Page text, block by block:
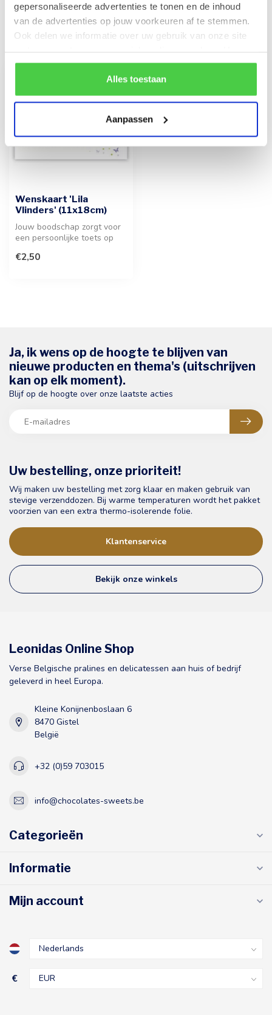
gepersonaliseerde advertenties te tonen en de inhoud
van de advertenties op jouw voorkeuren af te stemmen.
Ook delen we informatie over uw gebruik van onze site
rekening mee dat als je bepaalde cookies blokkeert, het
de correcte werking van de website kan verstoren.
Alles toestaan
Aanpassen
Recent bekeken
Wenskaart 'Lila
Vlinders' (11x18cm)
Jouw boodschap zorgt voor
een persoonlijke toets op
€2,50
Uw bestelling, onze prioriteit!
Wij maken uw bestelling met zorg klaar en maken gebruik van
stevige verzenddozen. Bij warme temperaturen wordt het pakket
voorzien van een extra thermo-isolerende folie.
Klantenservice
Bekijk onze winkels
Ja, ik wens op de hoogte te blijven van
nieuwe producten en thema's (uitschrijven
kan op elk moment).
Blijf op de hoogte over onze laatste acties
Leonidas Online Shop
Verse Belgische pralines en delicatessen aan huis of bedrijf
geleverd in heel Europa.
Kleine Konijnenboslaan 6
8470 Gistel
België
+32 (0)59 703015
info@chocolates-sweets.be
Categorieën
Informatie
Mijn account
€